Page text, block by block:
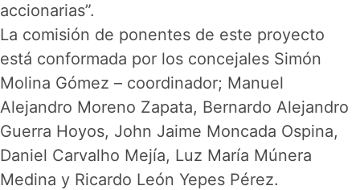
accionarias”.
La comisión de ponentes de este proyecto
está conformada por los concejales Simón
Molina Gómez – coordinador; Manuel
Alejandro Moreno Zapata, Bernardo Alejandro
Guerra Hoyos, John Jaime Moncada Ospina,
Daniel Carvalho Mejía, Luz María Múnera
Medina y Ricardo León Yepes Pérez.